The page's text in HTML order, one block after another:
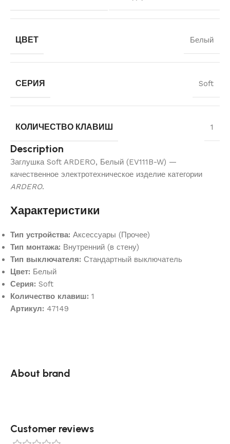
ЦВЕТ Белый
СЕРИЯ Soft
КОЛИЧЕСТВО КЛАВИШ 1
Description
Заглушка Soft ARDERO, Белый (EV111B-W) —
качественное электротехническое изделие категории
ARDERO.
Характеристики
Тип устройства: Аксессуары (Прочее)
Тип монтажа: Внутренний (в стену)
Тип выключателя: Стандартный выключатель
Цвет: Белый
Серия: Soft
Количество клавиш: 1
Артикул: 47149
About brand
Customer reviews​